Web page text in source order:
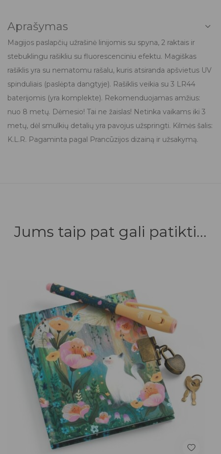
Aprašymas
Magijos paslapčių užrašinė linijomis su spyna, 2 raktais ir
stebuklingu rašikliu su fluorescenciniu efektu. Magiškas
rašiklis yra su nematomu rašalu, kuris atsiranda apšvietus UV
spinduliais (paslėpta dangtyje). Rašiklis veikia su 3 LR44
baterijomis (yra komplekte). Rekomenduojamas amžius:
nuo 8 metų. Dėmesio! Tai ne žaislas! Netinka vaikams iki 3
metų, dėl smulkių detalių yra pavojus užspringti. Kilmės šalis:
K.L.R. Pagaminta pagal Prancūzijos dizainą ir užsakymą.
Jums taip pat gali patikti...